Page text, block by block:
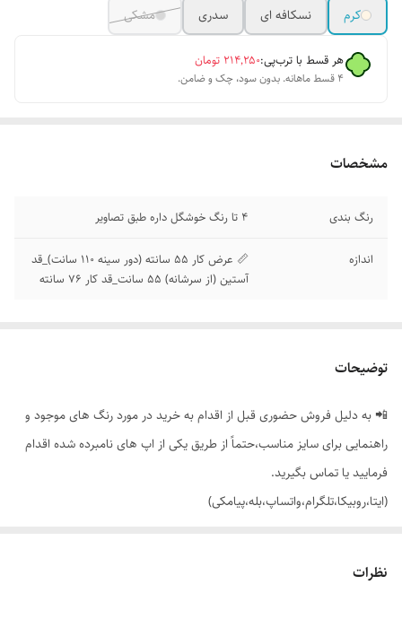
کرم
نسکافه ای سدری مشکی
هر قسط با ترب‌پی:۲۱۴٬۲۵۰ تومان
۴ قسط ماهانه. بدون سود، چک و ضامن.
مشخصات
رنگ بندی 4 تا رنگ خوشگل داره طبق تصاویر
اندازه
📏 عرض کار 55 سانته (دور سینه 110 سانت)_قد
آستین (از سرشانه) 55 سانت_قد کار 76 سانته
توضیحات
📲 به دلیل فروش حضوری قبل از اقدام به خرید در مورد رنگ های موجود و
راهنمایی برای سایز مناسب،حتماً از طریق یکی از اپ های نامبرده شده اقدام
فرمایید یا تماس بگیرید.
(ایتا،روبیکا،تلگرام،واتساپ،بله،پیامکی)
ساده و شیک
نظرات